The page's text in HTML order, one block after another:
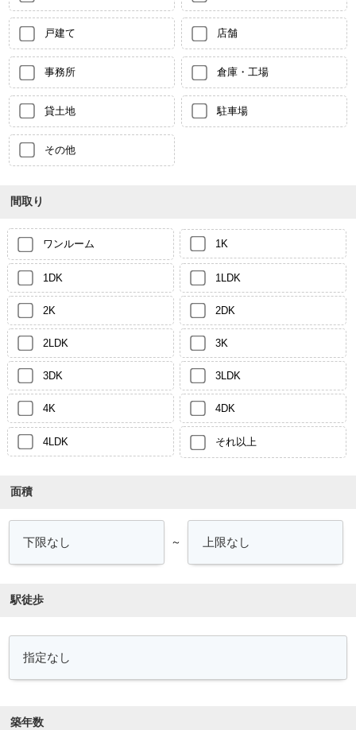
戸建て 店舗
事務所 倉庫・工場
貸土地 駐車場
その他
間取り
ワンルーム 1K
1DK 1LDK
2K 2DK
2LDK 3K
3DK 3LDK
4K 4DK
4LDK それ以上
面積
～
駅徒歩
築年数